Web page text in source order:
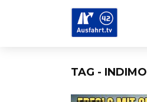
TAG - INDIMO